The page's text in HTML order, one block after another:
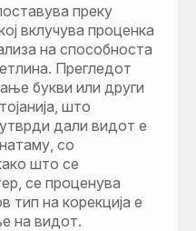
преку
вклучува проценка
на способноста
Прегледот
букви или други
што
дали видот е
со
што се
се проценува
тип на корекција е
на видот.